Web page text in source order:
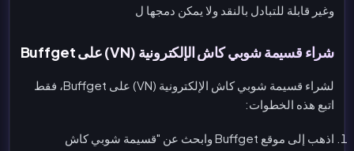
وغير قابلة للتبادل بالنقد ولا يمكن دمجها ل
شراء قسيمة شوبي كاش الإلكترونية (VN) على Buffget
لشراء قسيمة شوبي كاش الإلكترونية (VN) على Buffget، فقط
اتبع هذه الخطوات:
اذهب إلى موقع Buffget وابحث عن "قسيمة شوبي كاش